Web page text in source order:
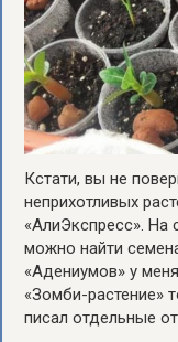
Кстати, вы не
неприхотливых
«АлиЭкспресс». На
можно найти
«Адениумов» у
«Зомби-растение»
писал отдельные